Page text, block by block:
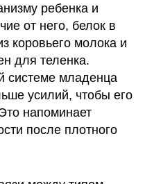
ребенка и
от него, белок в
коровьего молока и
для теленка.
системе младенца
усилий, чтобы его
напоминает
после плотного